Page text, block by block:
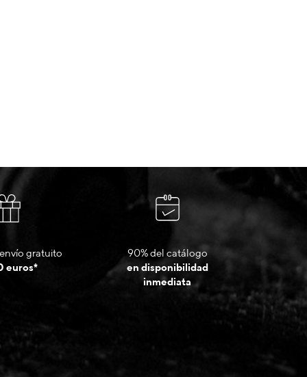
gratuito
euros*
90% del catálogo
en disponibilidad
inmediata